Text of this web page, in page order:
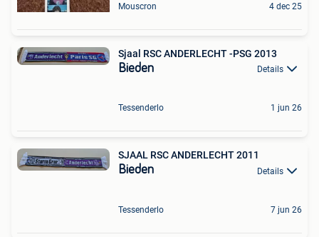
Mouscron 4 dec 25
Sjaal RSC ANDERLECHT -PSG 2013
Bieden Details
Tessenderlo 1 jun 26
SJAAL RSC ANDERLECHT 2011
Bieden Details
Tessenderlo 7 jun 26